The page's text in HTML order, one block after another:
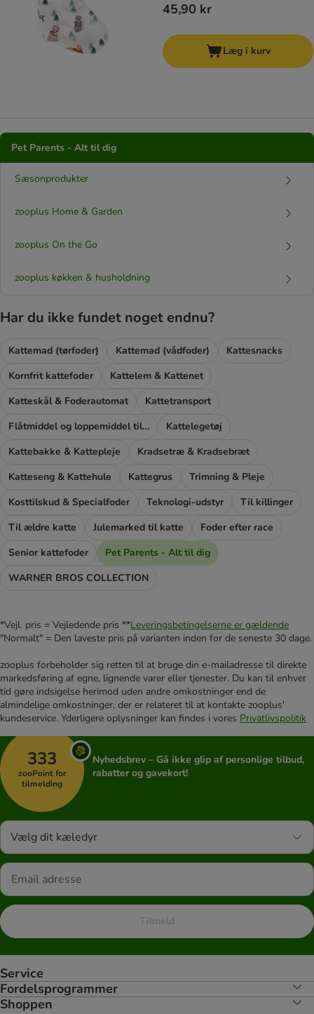
45,90 kr
Læg i kurv
Pet Parents - Alt til dig
Sæsonprodukter
zooplus Home & Garden
zooplus On the Go
zooplus køkken & husholdning
Har du ikke fundet noget endnu?
Kattemad (tørfoder) Kattemad (vådfoder)
Kattesnacks
Kornfrit kattefoder
Kattelem & Kattenet
Katteskål & Foderautomat
Kattetransport
Flåtmiddel og loppemiddel til katte
Kattelegetøj
Kattebakke & Kattepleje
Kradsetræ & Kradsebræt
Katteseng & Kattehule
Kattegrus
Trimning & Pleje
Kosttilskud & Specialfoder
Teknologi-udstyr
Til killinger
Til ældre katte
Julemarked til katte
Foder efter race
Senior kattefoder
Pet Parents - Alt til dig
WARNER BROS COLLECTION
*Vejl. pris = Vejledende pris **Leveringsbetingelserne er gældende
"Normalt" = Den laveste pris på varianten inden for de seneste 30 dage.
zooplus forbeholder sig retten til at bruge din e-mailadresse til direkte
markedsføring af egne, lignende varer eller tjenester. Du kan til enhver
tid gøre indsigelse herimod uden andre omkostninger end de
almindelige omkostninger, der er relateret til at kontakte zooplus'
kundeservice. Yderligere oplysninger kan findes i vores Privatlivspolitik
333
zooPoint for
tilmelding
Nyhedsbrev – Gå ikke glip af personlige tilbud,
rabatter og gavekort!
Vælg dit kæledyr
Tilmeld
Service
Fordelsprogrammer
Shoppen